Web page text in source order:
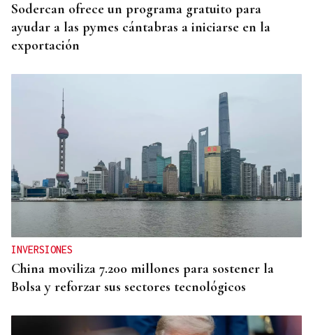
Sodercan ofrece un programa gratuito para
ayudar a las pymes cántabras a iniciarse en la
exportación
INVERSIONES
China moviliza 7.200 millones para sostener la
Bolsa y reforzar sus sectores tecnológicos